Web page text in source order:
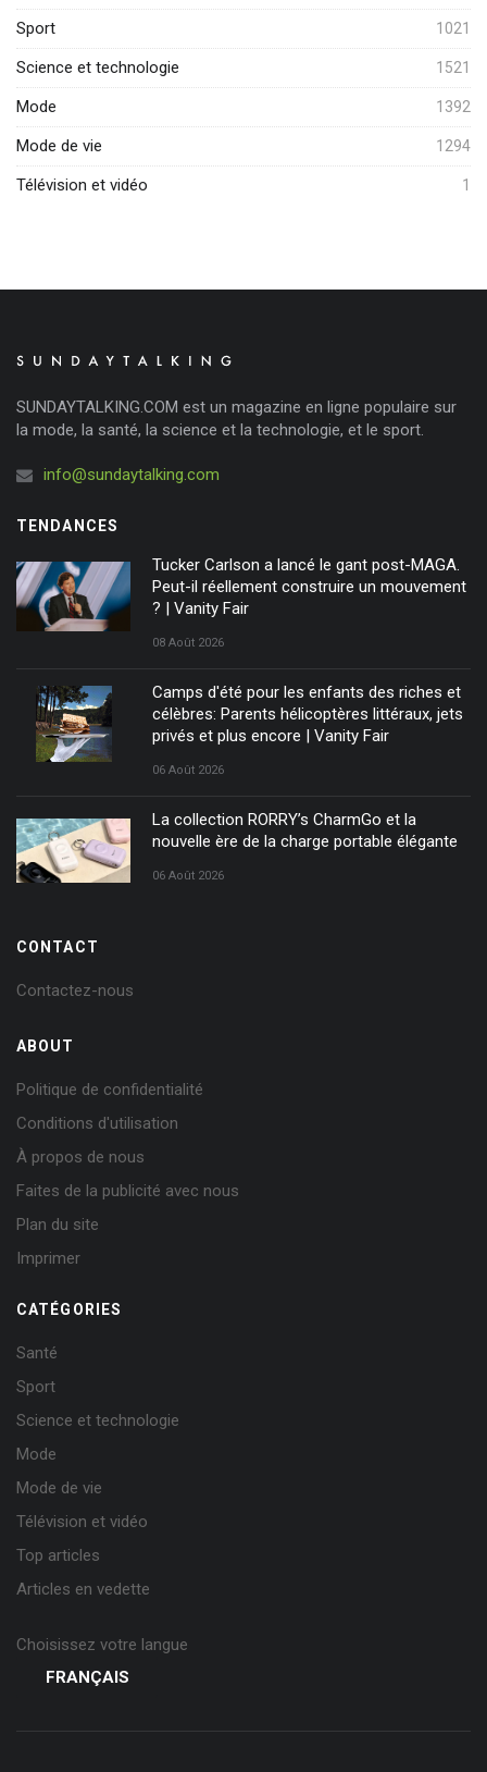
Sport 1021
Science et technologie 1521
Mode 1392
Mode de vie 1294
Télévision et vidéo 1
SUNDAYTALKING.COM est un magazine en ligne populaire sur
la mode, la santé, la science et la technologie, et le sport.
info@sundaytalking.com
TENDANCES
Tucker Carlson a lancé le gant post-MAGA.
Peut-il réellement construire un mouvement
? | Vanity Fair
08 Août 2026
Camps d'été pour les enfants des riches et
célèbres: Parents hélicoptères littéraux, jets
privés et plus encore | Vanity Fair
06 Août 2026
La collection RORRY’s CharmGo et la
nouvelle ère de la charge portable élégante
06 Août 2026
CONTACT
Contactez-nous
ABOUT
Politique de confidentialité
Conditions d'utilisation
À propos de nous
Faites de la publicité avec nous
Plan du site
Imprimer
CATÉGORIES
Santé
Sport
Science et technologie
Mode
Mode de vie
Télévision et vidéo
Top articles
Articles en vedette
Choisissez votre langue
FRANÇAIS